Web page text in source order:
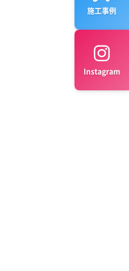
施工事例
Instagram